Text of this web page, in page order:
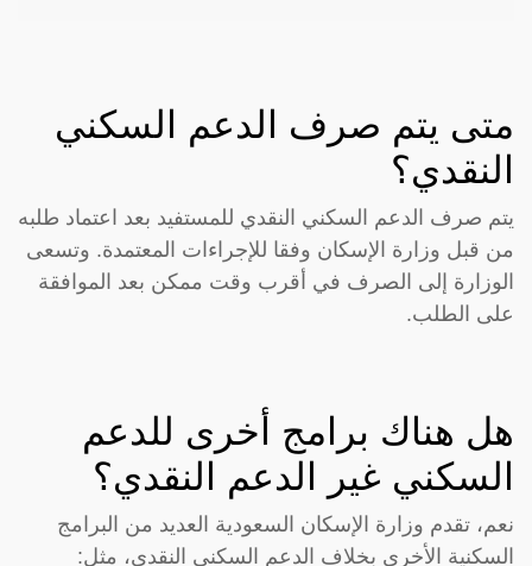
متى يتم صرف الدعم السكني
النقدي؟
يتم صرف الدعم السكني النقدي للمستفيد بعد اعتماد طلبه
من قبل وزارة الإسكان وفقا للإجراءات المعتمدة. وتسعى
الوزارة إلى الصرف في أقرب وقت ممكن بعد الموافقة
على الطلب.
هل هناك برامج أخرى للدعم
السكني غير الدعم النقدي؟
نعم، تقدم وزارة الإسكان السعودية العديد من البرامج
السكنية الأخرى بخلاف الدعم السكني النقدي، مثل: